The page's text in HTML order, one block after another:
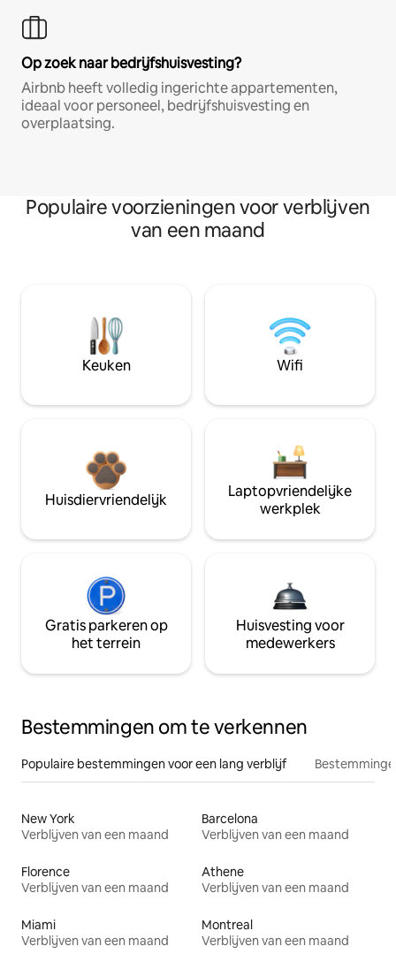
Op zoek naar bedrijfshuisvesting?
Airbnb heeft volledig ingerichte appartementen,
ideaal voor personeel, bedrijfshuisvesting en
overplaatsing.
Populaire voorzieningen voor verblijven
van een maand
Keuken Wifi
Huisdiervriendelijk
Laptopvriendelijke
werkplek
Gratis parkeren op
het terrein
Huisvesting voor
medewerkers
Bestemmingen om te verkennen
Populaire bestemmingen voor een lang verblijf
New York
Verblijven van een maand
Barcelona
Verblijven van een maand
Florence
Verblijven van een maand
Athene
Verblijven van een maand
Miami
Verblijven van een maand
Montreal
Verblijven van een maand